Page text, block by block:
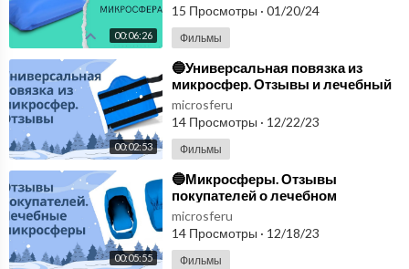
00:06:26
15 Просмотры · 01/20/24
Фильмы
00:02:53
⁣🔵Универсальная повязка из
микросфер. Отзывы и лечебный
эффект. Применение
микросфер🔵
microsferu
14 Просмотры · 12/22/23
Фильмы
00:05:55
⁣🔵Микросферы. Отзывы
покупателей о лечебном
эффекте. Лечебные
микросферы🔵
microsferu
14 Просмотры · 12/18/23
Фильмы